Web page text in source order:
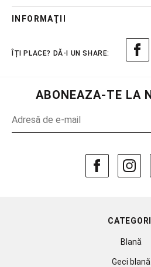
INFORMAŢII
ABONEAZA-TE LA
CATEGORII
Blană
Geci blană